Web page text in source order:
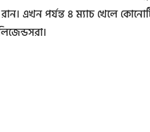
এখন পর্যন্ত ৪ ম্যাচ খেলে